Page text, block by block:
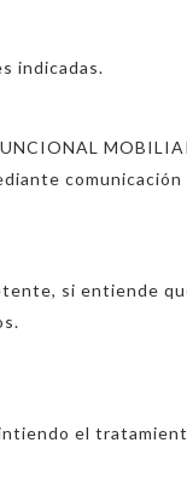
indicadas.
comunicación
si entiende
el